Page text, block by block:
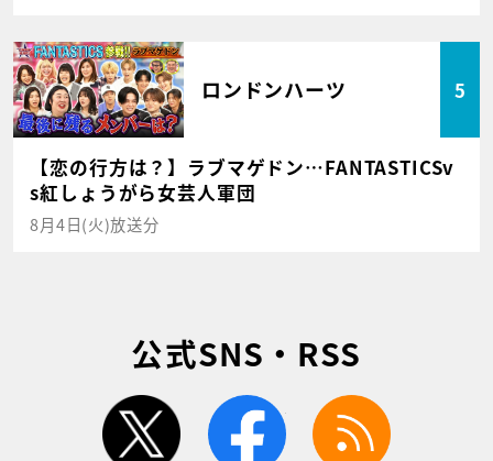
ロンドンハーツ 5
【恋の行方は？】ラブマゲドン…FANTASTICSv
s紅しょうがら女芸人軍団
8月4日(火)放送分
公式SNS・RSS
twitter facebook